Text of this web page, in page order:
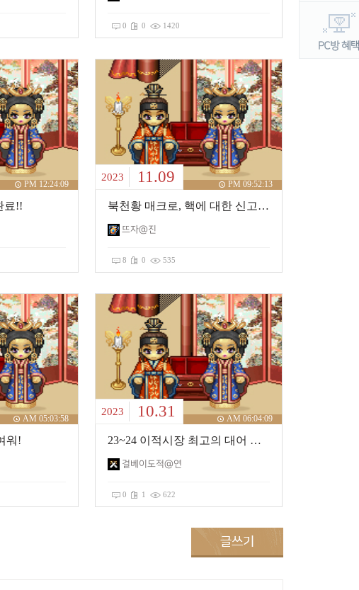
0 0 1420
PM 12:24:09
료!!
2023 11.09 PM 09:52:13
북천황 매크로, 핵에 대한 신고 답변 ㅎㅎ
뜨자@진
8 0 535
AM 05:03:58
워!
2023 10.31 AM 06:04:09
23~24 이적시장 최고의 대어 시봉탕갈 이적합의
걸베이도적@연
0 1 622